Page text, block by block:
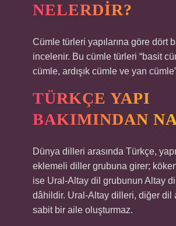
NELERDIR?
Cümle türleri yapılarına göre dört
incelenir. Bu cümle türleri “basit
cümle, ardışık cümle ve yan
TÜRKÇE YAPI
BAKIMINDAN
Dünya dilleri arasında Türkçe,
eklemeli diller grubuna girer;
ise Ural-Altay dil grubunun Altay
dâhildir. Ural-Altay dilleri, diğer dil
sabit bir aile oluşturmaz.